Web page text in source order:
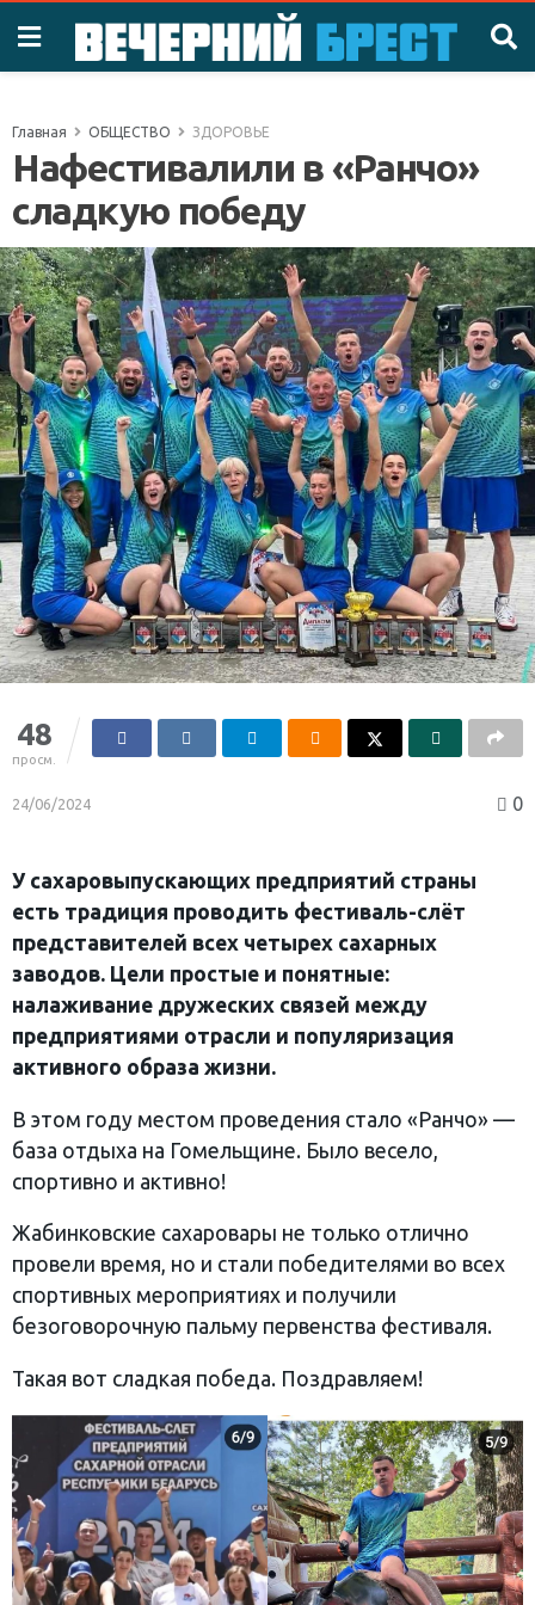
Главная ОБЩЕСТВО ЗДОРОВЬЕ
Нафестивалили в «Ранчо»
сладкую победу
48
просм.
24/06/2024 0
У сахаровыпускающих предприятий страны
есть традиция проводить фестиваль-слёт
представителей всех четырех сахарных
заводов. Цели простые и понятные:
налаживание дружеских связей между
предприятиями отрасли и популяризация
активного образа жизни.
В этом году местом проведения стало «Ранчо» —
база отдыха на Гомельщине. Было весело,
спортивно и активно!
Жабинковские сахаровары не только отлично
провели время, но и стали победителями во всех
спортивных мероприятиях и получили
безоговорочную пальму первенства фестиваля.
Такая вот сладкая победа. Поздравляем!